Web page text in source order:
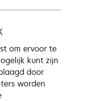
om ervoor te
kunt zijn
door
worden